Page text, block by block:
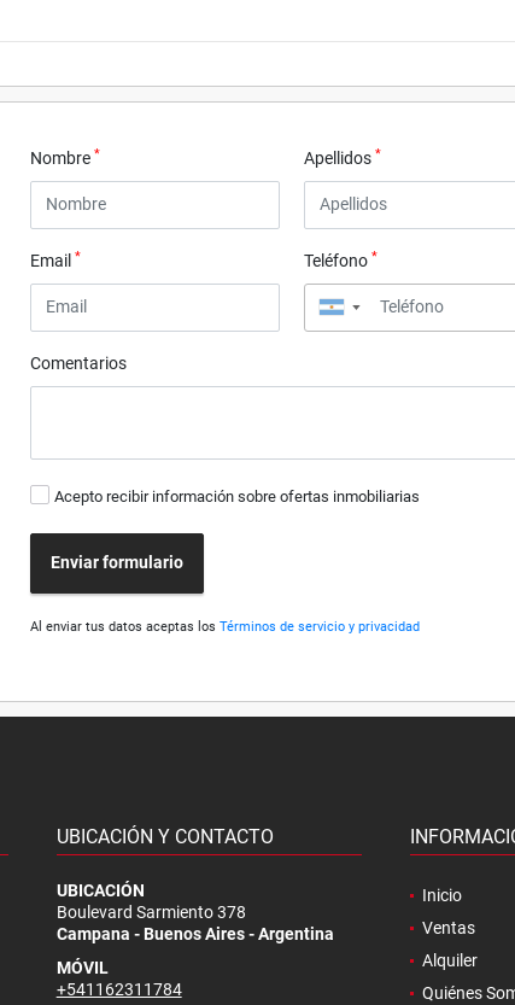
Nombre* Apellidos *
Email* Teléfono *
▼
Comentarios
Acepto recibir información sobre ofertas inmobiliarias
Enviar formulario
Al enviar tus datos aceptas losTérminos de servicio y privacidad
UBICACIÓN Y CONTACTO
UBICACIÓN
Boulevard Sarmiento 378
Campana - Buenos Aires - Argentina
MÓVIL
+541162311784
Inicio
Ventas
Alquiler
Quiénes